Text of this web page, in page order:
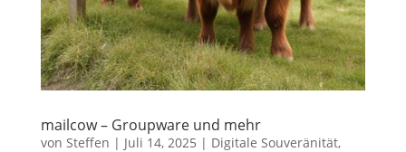
mailcow – Groupware und mehr
von Steffen | Juli 14, 2025 | Digitale Souveränität,